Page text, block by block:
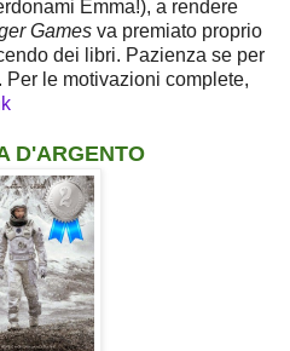
Emma!), a rendere
Games va premiato proprio
dei libri. Pazienza se per
le motivazioni complete,
D'ARGENTO